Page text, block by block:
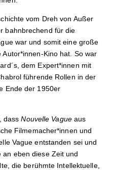
vom Dreh von Außer
bahnbrechend für die
war und somit eine große
Kino hat. So war
dem Expert*innen mit
führende Rollen in der
Ende der 1950er
dassNouvelle Vague aus
Filmemacher*innen und
Vague entstanden sei und
eben diese Zeit und
die berühmte Intellektuelle,